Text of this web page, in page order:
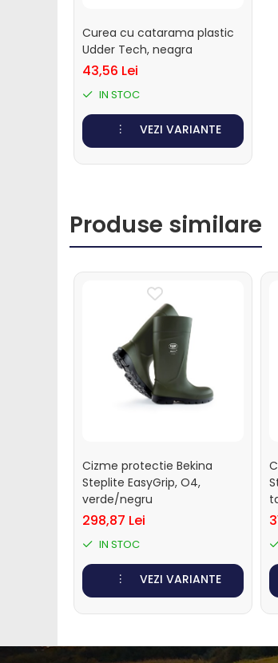
Furajare si adapare oi si
Echipamente si accesorii furajare
Management oi si capre
Muls oi si capre
Sanatate si confort oi si
Ecornare miei si iezi
Identificare si marcare oi si capre
Sanatate si confort porci
Identificare si marcare porci
Potcovit si intretinere
Identificare cai
Perii de scarpinat cai
Suplimente nutritive
Bolusuri si minerale
Electroliti si suplimente
Dotari ferma
Curea cu catarama plastic
Udder Tech, neagra
43,56 Lei
IN STOC
VEZI VARIANTE
Produse similare
Cizme protectie Bekina
Steplite EasyGrip, O4,
verde/negru
298,87 Lei
IN STOC
VEZI VARIANTE